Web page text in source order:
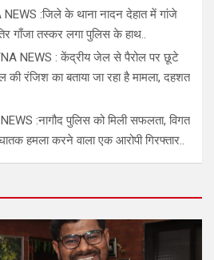
:जिले के थाना नादन देहात में गांजे
गाँजा तस्कर लगा पुलिस के हाथ..
NEWS : केंद्रीय जेल से पैरोल पर छूटे
की रंजिश का बताया जा रहा है मामला, दहशत
:नागौद पुलिस को मिली सफलता, विगत
हमला करने वाला एक आरोपी गिरफ्तार..